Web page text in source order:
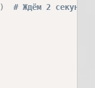
) # Ждём 2 секунды